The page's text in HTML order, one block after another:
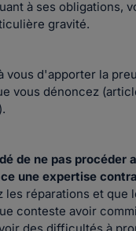
à ses obligations,
gravité.
vous d'apporter la
vous dénoncez
de ne pas procéder
une expertise
les réparations et que
conteste avoir